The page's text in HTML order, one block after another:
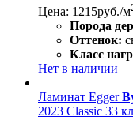
Цена: 1215руб./м
Порода
Оттенок:
Класс
Нет в наличии
Ламинат Egger
2023 Classic 33